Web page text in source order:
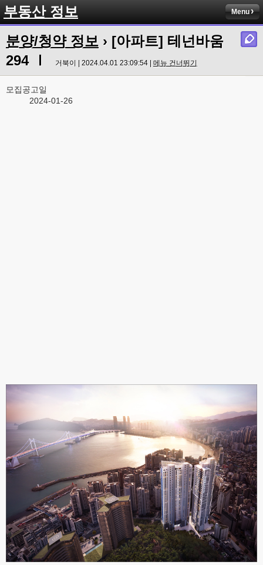
부동산 정보 Menu
분양/청약 정보 › [아파트] 테넌바움
294 Ⅰ
거북이 | 2024.04.01 23:09:54 | 메뉴 건너뛰기
모집공고일
2024-01-26